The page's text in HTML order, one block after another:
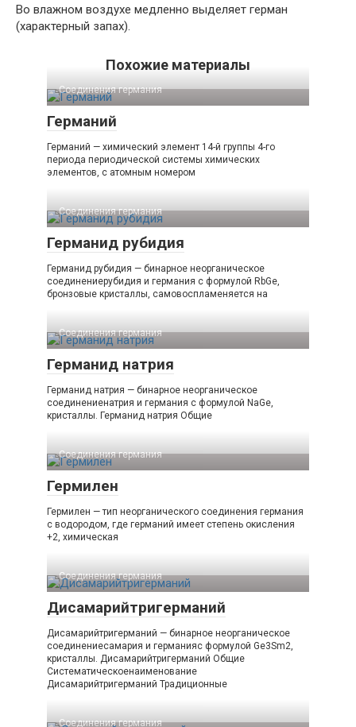
Во влажном воздухе медленно выделяет герман
(характерный запах).
Похожие материалы
Соединения германия‎
Германий
Германий — химический элемент 14-й группы 4-го
периода периодической системы химических
элементов, с атомным номером
Соединения германия‎
Германид рубидия
Германид рубидия — бинарное неорганическое
соединениерубидия и германия с формулой RbGe,
бронзовые кристаллы, самовоспламеняется на
Соединения германия‎
Германид натрия
Германид натрия — бинарное неорганическое
соединениенатрия и германия с формулой NaGe,
кристаллы. Германид натрия Общие
Соединения германия‎
Гермилен
Гермилен — тип неорганического соединения германия
с водородом, где германий имеет степень окисления
+2, химическая
Соединения германия‎
Дисамарийтригерманий
Дисамарийтригерманий — бинарное неорганическое
соединениесамария и германияс формулой Ge3Sm2,
кристаллы. Дисамарийтригерманий Общие
Систематическоенаименование
Дисамарийтригерманий Традиционные
Соединения германия‎